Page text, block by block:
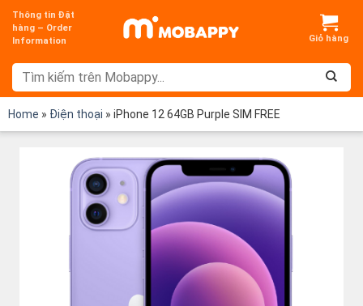
Chuyển
đến
dung
Thông tin Đặt
hàng – Order
Information
Home » Điện thoại » iPhone 12 64GB Purple SIM FREE